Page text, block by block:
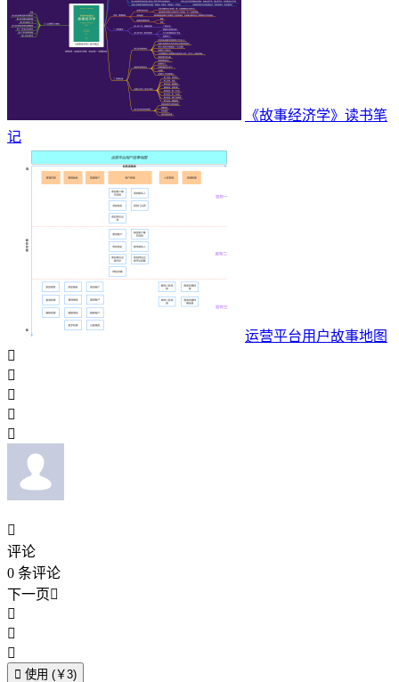
《故事经济学》读书笔
记
运营平台用户故事地图






评论
0 条评论
下一页



 使用 (￥3)